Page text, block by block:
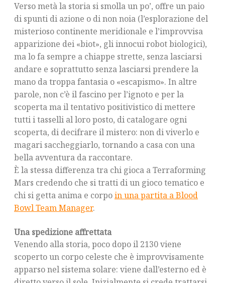
Verso metà la storia si smolla un po’, offre un paio
di spunti di azione o di non noia (l’esplorazione del
misterioso continente meridionale e l’improvvisa
apparizione dei «biot», gli innocui robot biologici),
ma lo fa sempre a chiappe strette, senza lasciarsi
andare e soprattutto senza lasciarsi prendere la
mano da troppa fantasia o «escapismo». In altre
parole, non c’è il fascino per l’ignoto e per la
scoperta ma il tentativo positivistico di mettere
tutti i tasselli al loro posto, di catalogare ogni
scoperta, di decifrare il mistero: non di viverlo e
magari saccheggiarlo, tornando a casa con una
bella avventura da raccontare.
È la stessa differenza tra chi gioca a Terraforming
Mars credendo che si tratti di un gioco tematico e
chi si getta anima e corpoin una partita a Blood
Bowl Team Manager.
Una spedizione affrettata
Venendo alla storia, poco dopo il 2130 viene
scoperto un corpo celeste che è improvvisamente
apparso nel sistema solare: viene dall’esterno ed è